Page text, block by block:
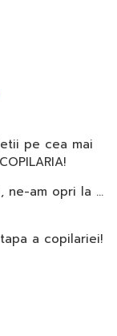
pe cea mai
ne-am opri la …
a copilariei!